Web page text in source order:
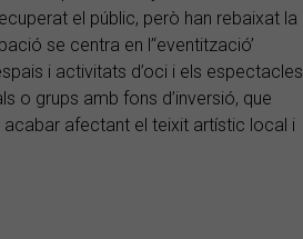
el públic, però han rebaixat la
se centra en l’‘eventització’
i activitats d’oci i els espectacles
o grups amb fons d’inversió, que
afectant el teixit artístic local i